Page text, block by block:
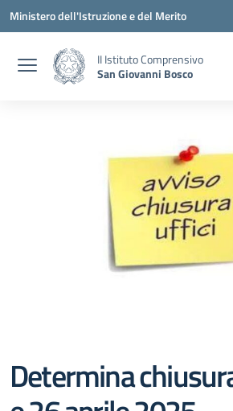
Vai ai contenuti
Vai al menu di navigazione
Vai al footer
Ministero dell'Istruzione e del Merito
II Istituto Comprensivo
San Giovanni Bosco
Determina